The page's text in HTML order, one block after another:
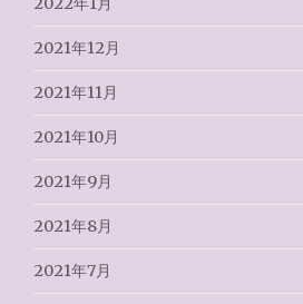
2021年12月
2021年11月
2021年10月
2021年9月
2021年8月
2021年7月